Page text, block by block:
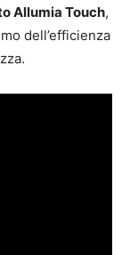
Allumia Touch,
dell’efficienza